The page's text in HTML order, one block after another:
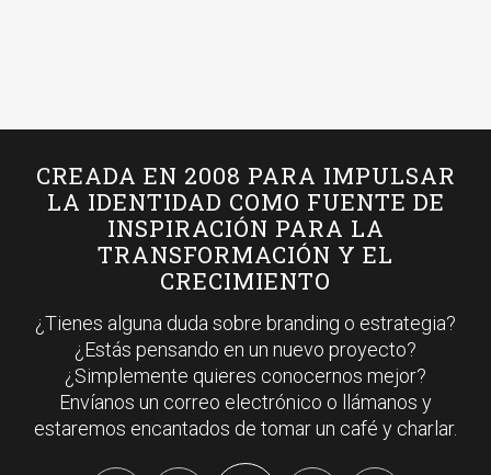
CREADA EN 2008 PARA IMPULSAR
LA IDENTIDAD COMO FUENTE DE
INSPIRACIÓN PARA LA
TRANSFORMACIÓN Y EL
CRECIMIENTO
¿Tienes alguna duda sobre branding o estrategia?
¿Estás pensando en un nuevo proyecto?
¿Simplemente quieres conocernos mejor?
Envíanos un correo electrónico o llámanos y
estaremos encantados de tomar un café y charlar.